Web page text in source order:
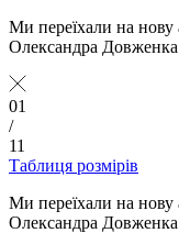
Ми переїхали на
Олександра Довженка
01
/
11
Таблиця розмірів
Ми переїхали на
Олександра Довженка